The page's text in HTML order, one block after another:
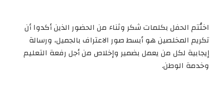
اختُتم الحفل بكلمات شكر وثناء من الحضور الذين أكدوا أن
تكريم المخلصين هو أبسط صور الاعتراف بالجميل، ورسالة
إيجابية لكل من يعمل بضمير وإخلاص من أجل رفعة التعليم
وخدمة الوطن.